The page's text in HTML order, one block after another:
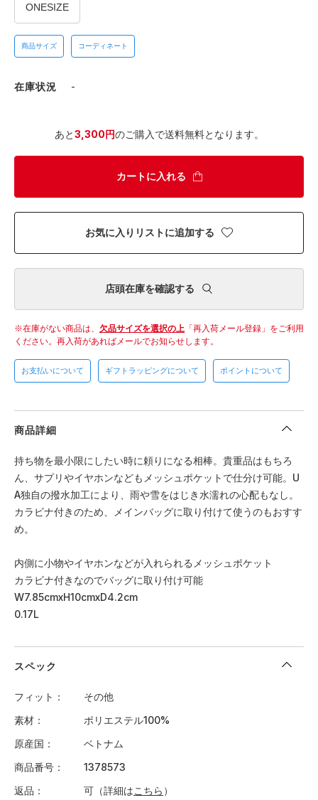
ONESIZE
商品サイズ コーディネート
在庫状況 -
あと3,300円のご購入で送料無料となります。
カートに入れる
お気に入りリストに追加する
店頭在庫を確認する
在庫がない商品は、 欠品サイズを選択の上 「再入荷メール登録」をご利用
ください。 再入荷があればメールでお知らせします。
お支払いについて ギフトラッピングについて ポイントについて
商品詳細
持ち物を最小限にしたい時に頼りになる相棒。貴重品はもちろ
ん、サプリやイヤホンなどもメッシュポケットで仕分け可能。U
A独自の撥水加工により、雨や雪をはじき水濡れの心配もなし。
カラビナ付きのため、メインバッグに取り付けて使うのもおすす
め。
内側に小物やイヤホンなどが入れられるメッシュポケット
カラビナ付きなのでバッグに取り付け可能
W7.85cmxH10cmxD4.2cm
0.17L
スペック
フィット
その他
素材
ポリエステル100%
原産国
ベトナム
商品番号
1378573
返品
可（詳細はこちら ）